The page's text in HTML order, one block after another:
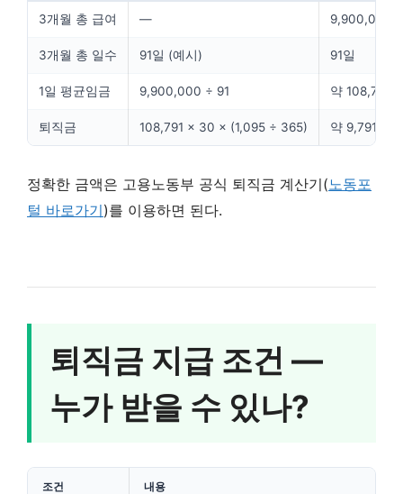
3개월 총 급여 — 9,900,000
3개월 총 일수 91일 (예시) 91일
1일 평균임금 9,900,000 ÷ 91 약 108,791원
퇴직금 108,791 × 30 × (1,095 ÷ 365) 약 9,791,190
정확한 금액은 고용노동부 공식 퇴직금 계산기( 노동포
털 바로가기)를 이용하면 된다.
퇴직금 지급 조건 —
누가 받을 수 있나?
조건 내용